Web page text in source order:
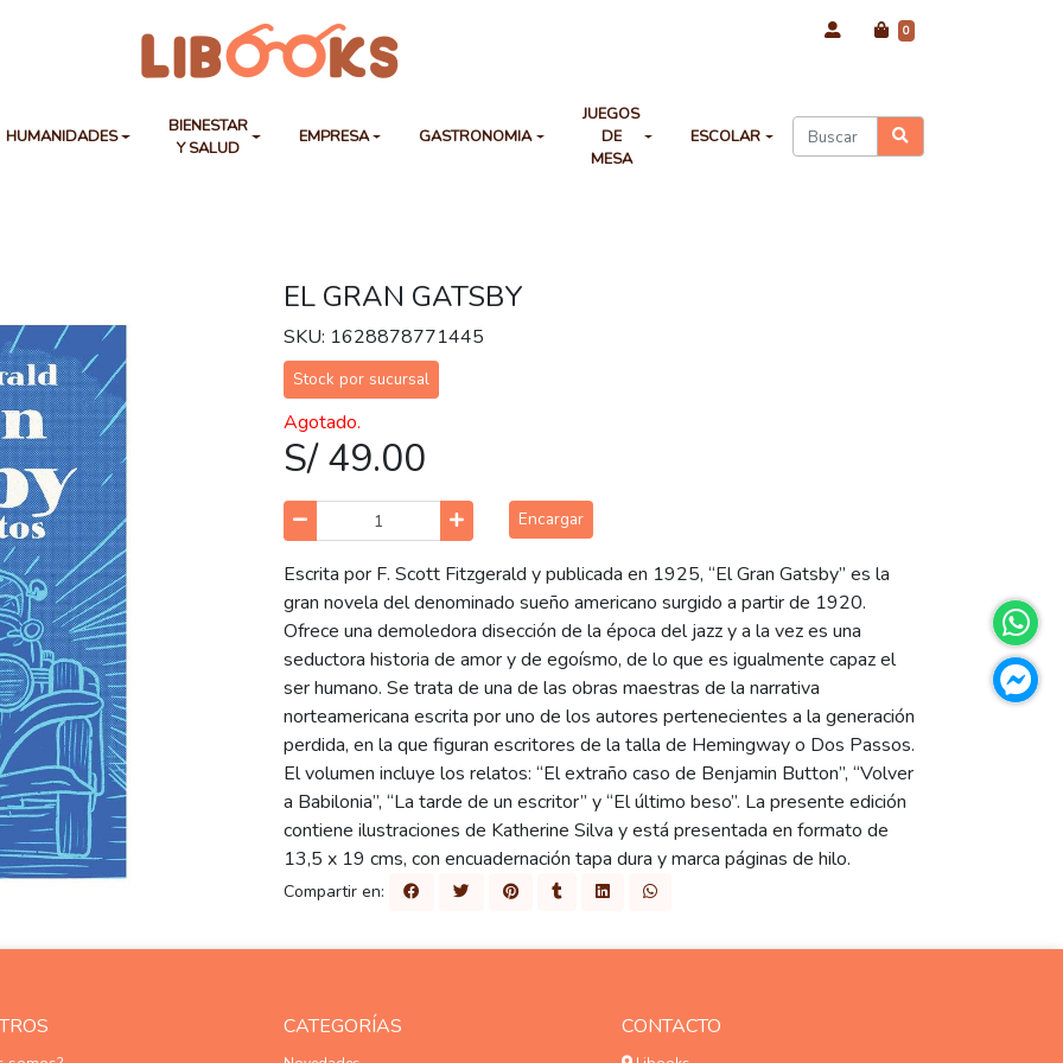
0
HUMANIDADES
BIENESTAR
Y SALUD
EMPRESA GASTRONOMIA
JUEGOS
DE
MESA
ESCOLAR
EL GRAN GATSBY
SKU: 1628878771445
Stock por sucursal
Agotado.
S/ 49.00
Encargar
Escrita por F. Scott Fitzgerald y publicada en 1925, “El Gran Gatsby” es la
gran novela del denominado sueño americano surgido a partir de 1920.
Ofrece una demoledora disección de la época del jazz y a la vez es una
seductora historia de amor y de egoísmo, de lo que es igualmente capaz el
ser humano. Se trata de una de las obras maestras de la narrativa
norteamericana escrita por uno de los autores pertenecientes a la generación
perdida, en la que figuran escritores de la talla de Hemingway o Dos Passos.
El volumen incluye los relatos: “El extraño caso de Benjamin Button”, “Volver
a Babilonia”, “La tarde de un escritor” y “El último beso”. La presente edición
contiene ilustraciones de Katherine Silva y está presentada en formato de
13,5 x 19 cms, con encuadernación tapa dura y marca páginas de hilo.
Compartir en:
CATEGORÍAS CONTACTO